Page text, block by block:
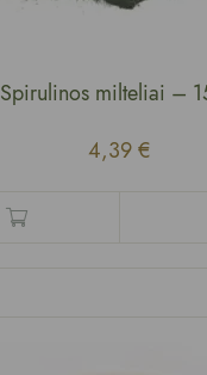
Spirulinos milteliai –
4,39€